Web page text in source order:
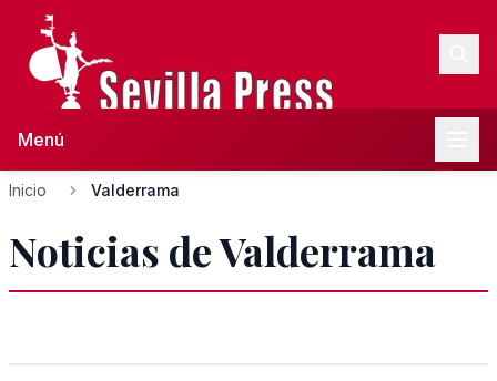
Menú
Inicio Valderrama
Noticias de Valderrama